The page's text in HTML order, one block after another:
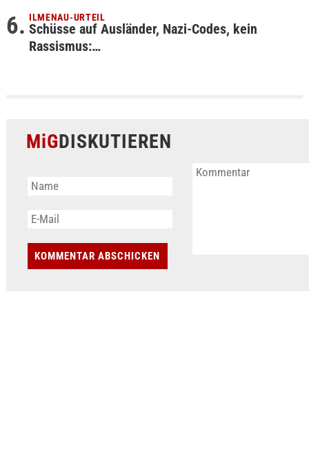
ILMENAU-URTEIL
Schüsse auf Ausländer, Nazi-Codes, kein
Rassismus:…
MiGDISKUTIEREN